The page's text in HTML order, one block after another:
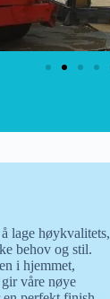
lage høykvalitets,
behov og stil.
i hjemmet,
våre nøye